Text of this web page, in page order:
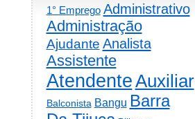
1° Emprego Administrativo
Administração
Ajudante Analista
Assistente
AtendenteAuxiliar
Balconista Bangu Barra